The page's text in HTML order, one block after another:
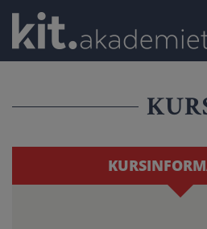
SKAP
MERVERDI
hovedinnhold
navigasjon